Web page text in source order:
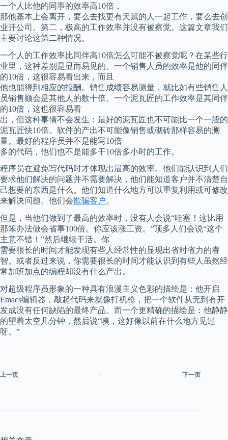
一个人比他的同事的效率高10倍，
那他基本上会离开，要么去找更有天赋的人一起工作，要么去创
业开公司。第二，极高的工作效率并没有被察觉。这篇文章我们
主要讨论这第二种情况。
一个人的工作效率比同伴高10倍怎么可能不被察觉呢？在某些行
业里，这种差别是显而易见的。一个销售人员的效率是他的同伴
的10倍，这很容易看出来，而且
他也能得到相应的报酬。销售成绩容易测量，就比如有些销售人
员销售额会是其他人的数十倍。一个泥瓦匠的工作效率是其同伴
的10倍，这也很容易看
出，但这种事情不会发生：最好的泥瓦匠也不可能比一个一般的
泥瓦匠快10倍。软件的产出不可能像销售或砌砖那样容易的测
量。最好的程序员并不是能写10倍
多的代码，他们也不是能多干10倍多小时的工作。
程序员在避免写代码时才体现出最高的效率。他们能认识到人们
要求他们解决的问题并不需要解决，他们能知道客户并不清楚自
己想要的东西是什么。他们知道什么地方可以重复利用或可修改
来解决问题。他们会欺骗客户。
但是，当他们做到了最高的效率时，没有人会说“哇塞！这比用
那笨办法做会省事100倍。你应该涨工资。”顶多人们会说“这个
主意不错！”然后继续干活。你
需要很长的时间才能发现有些人经常性的显现出省时省力的睿
智。或者反过来说，你需要很长的时间才能认识到有些人虽然经
常加班加点的编程却没有什么产出。
对超级程序员形象的一种具有浪漫主义色彩的描绘是：他开启
Emacs编辑器，敲起代码来就像打机枪，把一个软件从无到有开
发成没有任何缺陷的最终产品。而一个更精确的描绘是：他静静
的望着太空几分钟，然后说“咦，这好像以前在什么地方见过
呀。”
上一页 下一页